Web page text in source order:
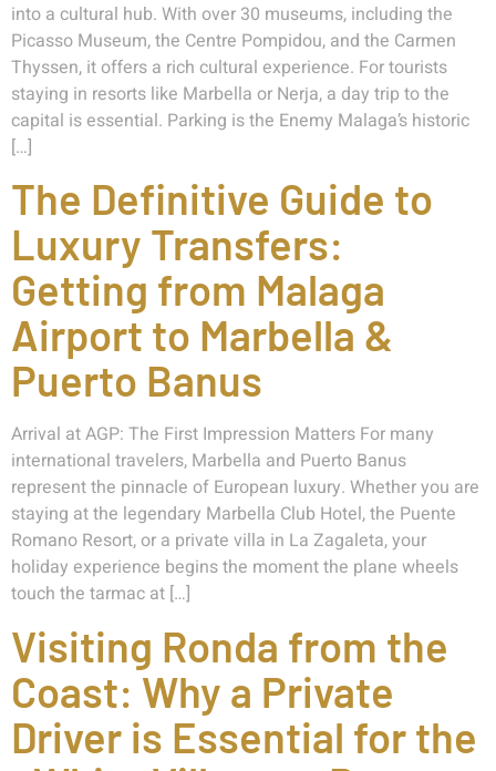
into a cultural hub. With over 30 museums, including the
Picasso Museum, the Centre Pompidou, and the Carmen
Thyssen, it offers a rich cultural experience. For tourists
staying in resorts like Marbella or Nerja, a day trip to the
capital is essential. Parking is the Enemy Malaga’s historic
[…]
The Definitive Guide to
Luxury Transfers:
Getting from Malaga
Airport to Marbella &
Puerto Banus
Arrival at AGP: The First Impression Matters For many
international travelers, Marbella and Puerto Banus
represent the pinnacle of European luxury. Whether you are
staying at the legendary Marbella Club Hotel, the Puente
Romano Resort, or a private villa in La Zagaleta, your
holiday experience begins the moment the plane wheels
touch the tarmac at […]
Visiting Ronda from the
Coast: Why a Private
Driver is Essential for the